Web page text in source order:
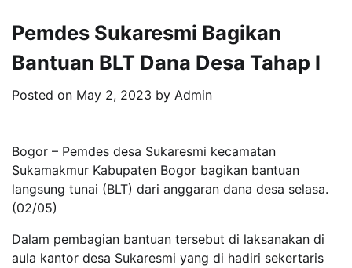
Pemdes Sukaresmi Bagikan
Bantuan BLT Dana Desa Tahap l
Posted on May 2, 2023 by Admin
Bogor – Pemdes desa Sukaresmi kecamatan
Sukamakmur Kabupaten Bogor bagikan bantuan
langsung tunai (BLT) dari anggaran dana desa selasa.
(02/05)
Dalam pembagian bantuan tersebut di laksanakan di
aula kantor desa Sukaresmi yang di hadiri sekertaris